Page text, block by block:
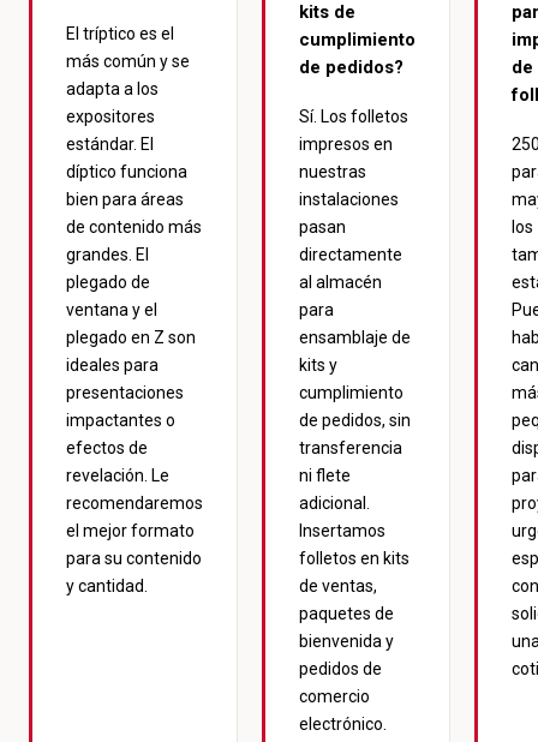
El tríptico es el
más común y se
adapta a los
expositores
estándar. El
díptico funciona
bien para áreas
de contenido más
grandes. El
plegado de
ventana y el
plegado en Z son
ideales para
presentaciones
impactantes o
efectos de
revelación. Le
recomendaremos
el mejor formato
para su contenido
y cantidad.
kits de
cumplimiento
de pedidos?
Sí. Los folletos
impresos en
nuestras
instalaciones
pasan
directamente
al almacén
para
ensamblaje de
kits y
cumplimiento
de pedidos, sin
transferencia
ni flete
adicional.
Insertamos
folletos en kits
de ventas,
paquetes de
bienvenida y
pedidos de
comercio
electrónico.
de
los